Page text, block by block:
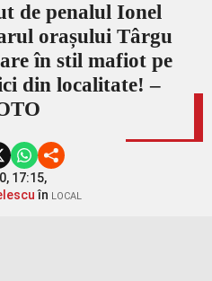
de penalul Ionel
orașului Târgu
în stil mafiot pe
din localitate! –
17:15,
în LOCAL